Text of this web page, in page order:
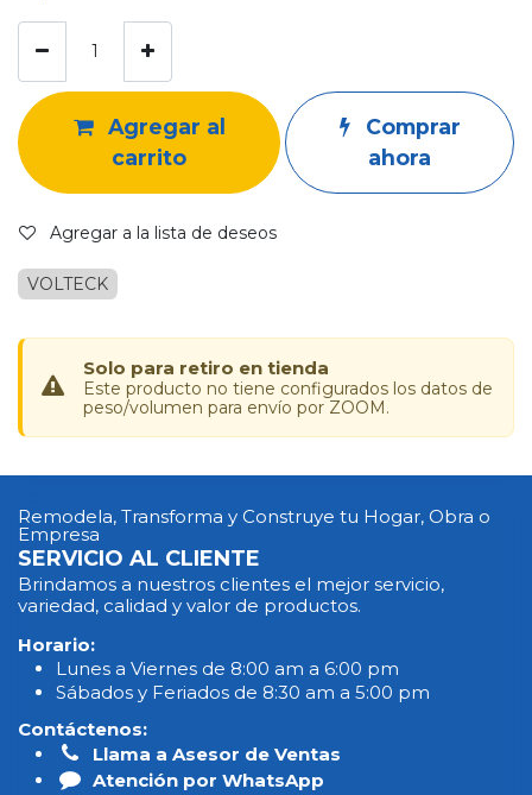
Agregar al
carrito
Comprar
ahora
Agregar a la lista de deseos
VOLTECK
Solo para retiro en tienda
Este producto no tiene configurados los datos de
peso/volumen para envío por ZOOM.
Remodela, Transforma y Construye tu Hogar, Obra o
Empresa
SERVICIO AL CLIENTE
Brindamos a nuestros clientes el mejor servicio,
variedad, calidad y valor de productos.
Horario:
Lunes a Viernes de 8:00 am a 6:00 pm
Sábados y Feriados de 8:30 am a 5:00 pm
Contáctenos:
Llama a Asesor de Ventas
Atención por WhatsApp